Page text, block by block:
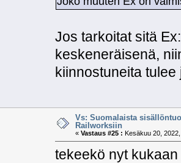
Jos tarkoitat sitä
keskeneräisenä,
kiinnostuneita
Vs: Suomalaista
Railworksiin
« Vastaus #25 : Kesäkuu 20,
tekeekö nyt